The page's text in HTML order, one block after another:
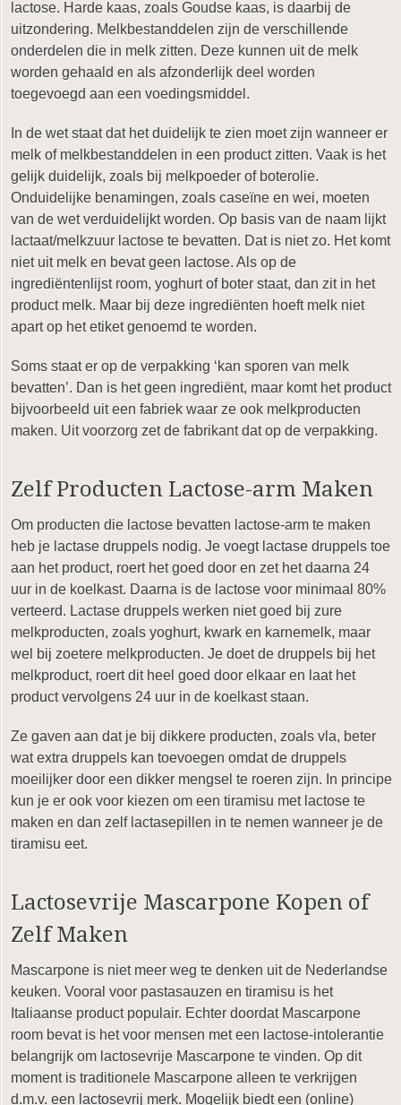
lactose. Harde kaas, zoals Goudse kaas, is daarbij de
uitzondering. Melkbestanddelen zijn de verschillende
onderdelen die in melk zitten. Deze kunnen uit de melk
worden gehaald en als afzonderlijk deel worden
toegevoegd aan een voedingsmiddel.
In de wet staat dat het duidelijk te zien moet zijn wanneer er
melk of melkbestanddelen in een product zitten. Vaak is het
gelijk duidelijk, zoals bij melkpoeder of boterolie.
Onduidelijke benamingen, zoals caseïne en wei, moeten
van de wet verduidelijkt worden. Op basis van de naam lijkt
lactaat/melkzuur lactose te bevatten. Dat is niet zo. Het komt
niet uit melk en bevat geen lactose. Als op de
ingrediëntenlijst room, yoghurt of boter staat, dan zit in het
product melk. Maar bij deze ingrediënten hoeft melk niet
apart op het etiket genoemd te worden.
Soms staat er op de verpakking ‘kan sporen van melk
bevatten’. Dan is het geen ingrediënt, maar komt het product
bijvoorbeeld uit een fabriek waar ze ook melkproducten
maken. Uit voorzorg zet de fabrikant dat op de verpakking.
Zelf Producten Lactose-arm Maken
Om producten die lactose bevatten lactose-arm te maken
heb je lactase druppels nodig. Je voegt lactase druppels toe
aan het product, roert het goed door en zet het daarna 24
uur in de koelkast. Daarna is de lactose voor minimaal 80%
verteerd. Lactase druppels werken niet goed bij zure
melkproducten, zoals yoghurt, kwark en karnemelk, maar
wel bij zoetere melkproducten. Je doet de druppels bij het
melkproduct, roert dit heel goed door elkaar en laat het
product vervolgens 24 uur in de koelkast staan.
Ze gaven aan dat je bij dikkere producten, zoals vla, beter
wat extra druppels kan toevoegen omdat de druppels
moeilijker door een dikker mengsel te roeren zijn. In principe
kun je er ook voor kiezen om een tiramisu met lactose te
maken en dan zelf lactasepillen in te nemen wanneer je de
tiramisu eet.
Lactosevrije Mascarpone Kopen of
Zelf Maken
Mascarpone is niet meer weg te denken uit de Nederlandse
keuken. Vooral voor pastasauzen en tiramisu is het
Italiaanse product populair. Echter doordat Mascarpone
room bevat is het voor mensen met een lactose-intolerantie
belangrijk om lactosevrije Mascarpone te vinden. Op dit
moment is traditionele Mascarpone alleen te verkrijgen
d.m.v. een lactosevrij merk. Mogelijk biedt een (online)